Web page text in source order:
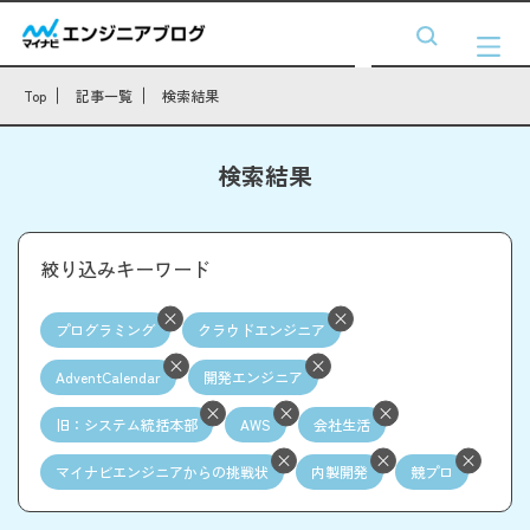
Top 記事一覧 検索結果
検索結果
絞り込みキーワード
プログラミング クラウドエンジニア
AdventCalendar 開発エンジニア
旧：システム統括本部 AWS 会社生活
マイナビエンジニアからの挑戦状 内製開発 競プロ